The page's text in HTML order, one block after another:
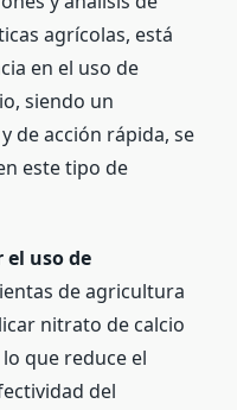
agrícolas, está
en el uso de
siendo un
de acción rápida, se
este tipo de
uso de
de agricultura
nitrato de calcio
que reduce el
del